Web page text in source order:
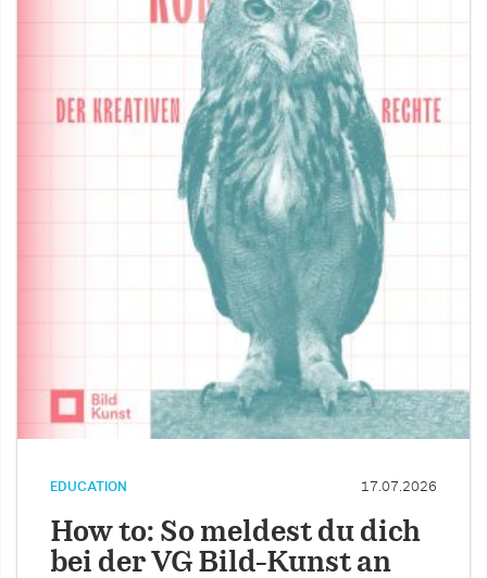
EDUCATION 17.07.2026
How to: So meldest du dich
bei der VG Bild-Kunst an